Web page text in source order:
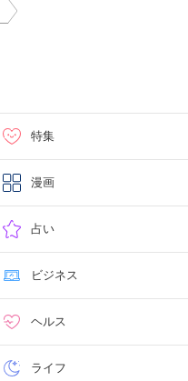
特集
漫画
占い
ビジネス
ヘルス
ライフ